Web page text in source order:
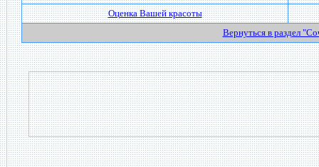
Оценка Вашей красоты
Вернуться в раздел